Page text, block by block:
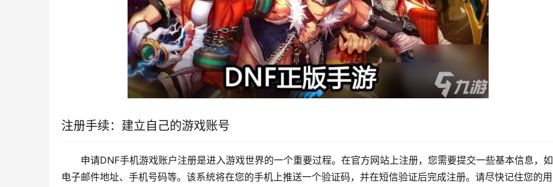
注册手续：建立自己的游戏账号
申请DNF手机游戏账户注册是进入游戏世界的一个重要过程。在官方网站上注册，您需要提交一些基本信息，如
电子邮件地址、手机号码等。该系统将在您的手机上推送一个验证码，并在短信验证后完成注册。请尽快记住您的用